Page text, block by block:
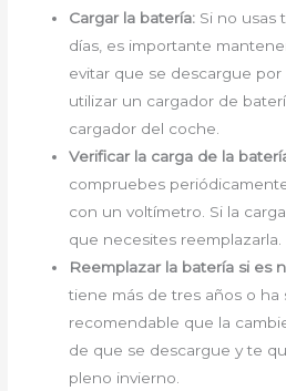
Cargar la batería: Si no usas
días, es importante
evitar que se descargue
utilizar un cargador de
cargador del coche.
Verificar la carga de la
compruebes
con un voltímetro. Si la
que necesites reemplazarla.
Reemplazar la batería si es
tiene más de tres años o ha
recomendable que la
de que se descargue y te
pleno invierno.